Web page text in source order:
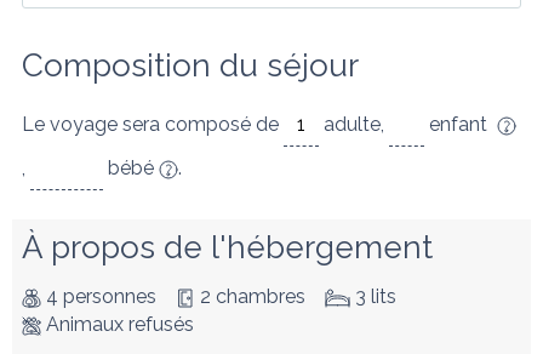
Composition du séjour
Le voyage sera composé de adulte,
enfant
,
bébé .
À propos de l'hébergement
4 personnes 2 chambres
3 lits
Animaux refusés